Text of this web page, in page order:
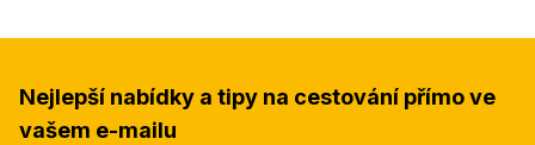
Nejlepší nabídky a tipy na cestování přímo ve
vašem e-mailu